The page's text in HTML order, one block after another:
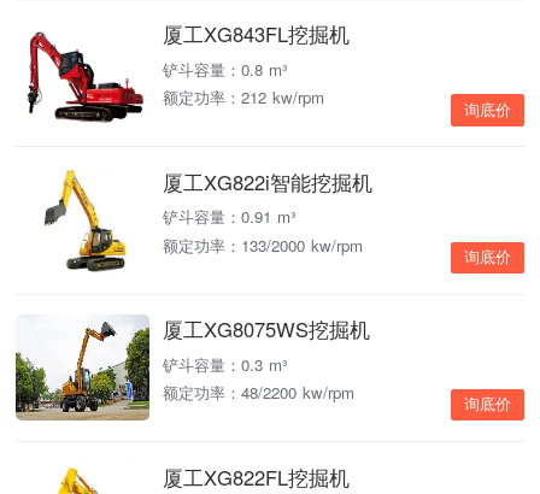
厦工XG843FL挖掘机
铲斗容量：0.8 m³
额定功率：212 kw/rpm
询底价
厦工XG822i智能挖掘机
铲斗容量：0.91 m³
额定功率：133/2000 kw/rpm
询底价
厦工XG8075WS挖掘机
铲斗容量：0.3 m³
额定功率：48/2200 kw/rpm
询底价
厦工XG822FL挖掘机